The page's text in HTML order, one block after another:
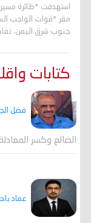
استهدفت *طائرة
مقر *قوات الواجب
جنوب شرق اليمن.
كتابات
فضل
الضالع وكسر المعادلة
عماد